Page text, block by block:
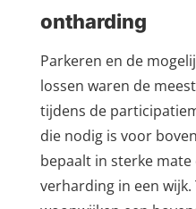
ontharding
Parkeren en de
lossen waren de
tijdens de
die nodig is voor
bepaalt in sterke mate
verharding in een